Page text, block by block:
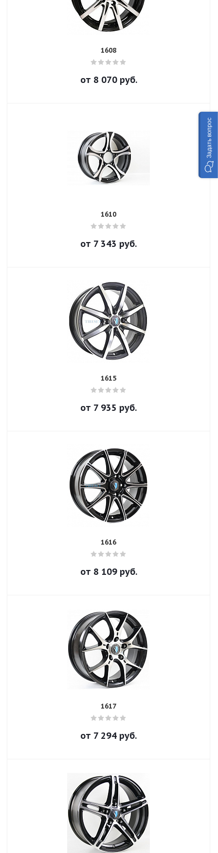
1608
от 8 070руб.
1610
от 7 343 руб.
1615
от 7 935 руб.
1616
от 8 109руб.
1617
от 7 294 руб.
Задать вопрос